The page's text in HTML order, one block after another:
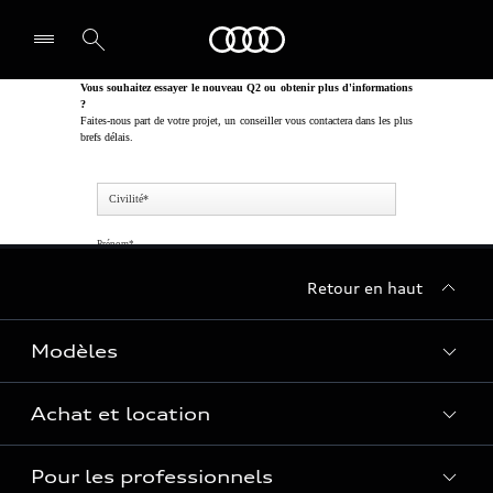
Retour en haut
Modèles
Voir les modèles
Achat et location
Réservation et option d'achat
Pour les professionnels